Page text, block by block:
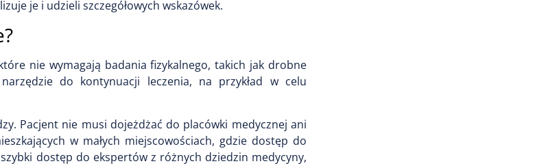
je i udzieli szczegółowych wskazówek.
nie wymagają badania fizykalnego, takich jak drobne
do kontynuacji leczenia, na przykład w celu
Pacjent nie musi dojeżdżać do placówki medycznej ani
w małych miejscowościach, gdzie dostęp do
dostęp do ekspertów z różnych dziedzin medycyny,